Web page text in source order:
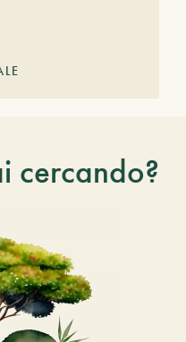
cercando?